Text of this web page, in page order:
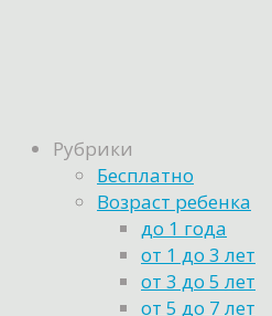
Рубрики
Бесплатно
Возраст ребенка
до 1 года
от 1 до 3 лет
от 3 до 5 лет
от 5 до 7 лет